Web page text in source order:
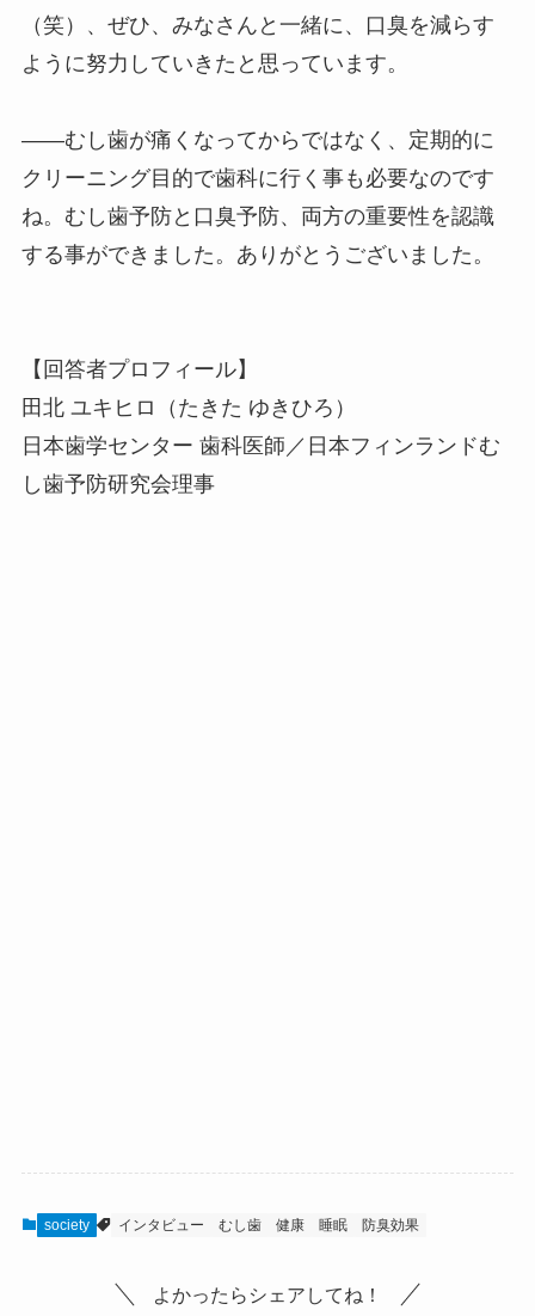
（笑）、ぜひ、みなさんと一緒に、口臭を減らす
ように努力していきたと思っています。
――むし歯が痛くなってからではなく、定期的に
クリーニング目的で歯科に行く事も必要なのです
ね。むし歯予防と口臭予防、両方の重要性を認識
する事ができました。ありがとうございました。
【回答者プロフィール】
田北 ユキヒロ（たきた ゆきひろ）
日本歯学センター 歯科医師／日本フィンランドむ
し歯予防研究会理事
society インタビュー むし歯 健康 睡眠 防臭効果
よかったらシェアしてね！